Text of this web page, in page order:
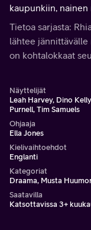
kaupunkiin,
Tietoa sarjasta:
lähtee jännittävälle
on kohtalokkaat
Näyttelijät
Leah Harvey, Dino
Purnell, Tim Samuels
Ohjaaja
Ella Jones
Kielivaihtoehdot
Englanti
Kategoriat
Draama, Musta
Saatavilla
Katsottavissa 3+